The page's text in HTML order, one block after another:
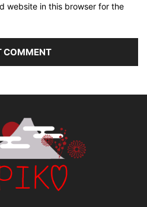
website in this browser for the